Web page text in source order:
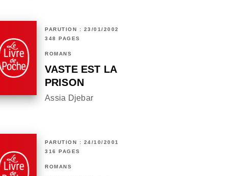
PARUTION : 23/01/2002
348 PAGES
ROMANS
VASTE EST LA
PRISON
Assia Djebar
PARUTION : 24/10/2001
316 PAGES
ROMANS